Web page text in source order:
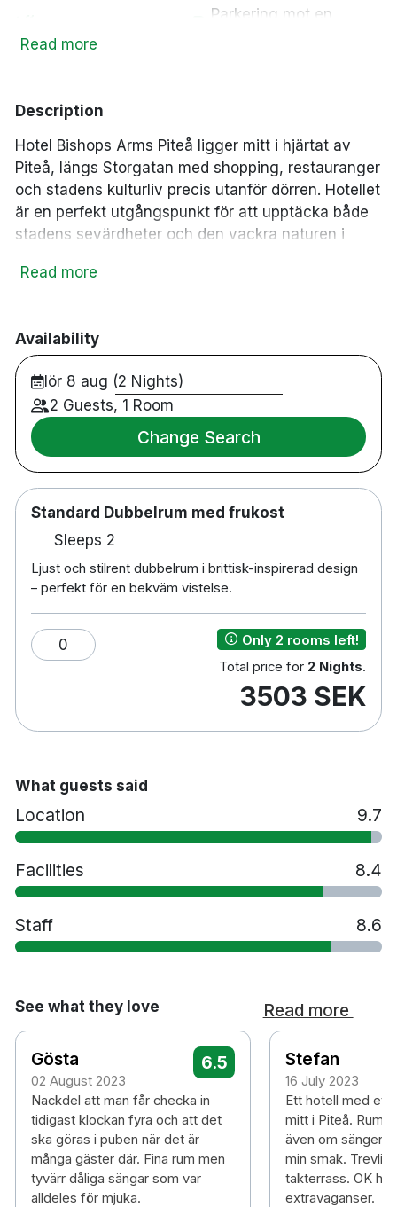
Parkering mot en
Read more
Description
Hotel Bishops Arms Piteå ligger mitt i hjärtat av
Piteå, längs Storgatan med shopping, restauranger
och stadens kulturliv precis utanför dörren. Hotellet
är en perfekt utgångspunkt för att upptäcka både
stadens sevärdheter och den vackra naturen i
pubrätter och ett brett utbud av drycker i en
genuin och avslappnad miljö. För den som vill
utforska omgivningarna ligger utsiktsberget
Kalahatten en kort bilresa bort.
Parkering finns mot en avgift
Cirka 5 minuters promenad till Piteå stadskyrka
Cirka 10 minuters promenad till Piteå
båtmuseum
Cirka 30 minuters bilresa till Kalahatten
Cirka 45 minuters bilresa till Luleå Airport
Read more
Availability
lör 8 aug (2 Nights)
2 Guests, 1 Room
Change Search
Standard Dubbelrum med frukost
Sleeps 2
Ljust och stilrent dubbelrum i brittisk-inspirerad design
– perfekt för en bekväm vistelse.
0
Only 2 rooms left!
Total price for 2 Nights.
3503 SEK
What guests said
Location 9.7
Facilities 8.4
Staff 8.6
See what they love Read more
Gösta
02 August 2023
6.5
Nackdel att man får checka in
tidigast klockan fyra och att det
ska göras i puben när det är
många gäster där. Fina rum men
tyvärr dåliga sängar som var
alldeles för mjuka.
Stefan
16 July 2023
Ett hotell med ett
mitt i Piteå.
även om sängen
min smak.
takterrass. OK
extravaganser.